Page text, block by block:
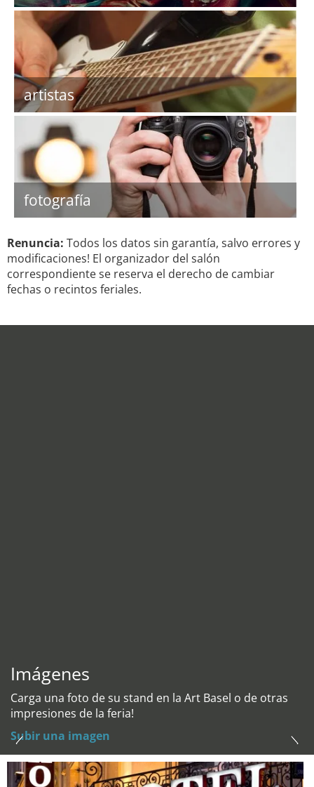
artistas
fotografía
Renuncia: Todos los datos sin garantía, salvo errores y
modificaciones! El organizador del salón
correspondiente se reserva el derecho de cambiar
fechas o recintos feriales.
Imágenes
Carga una foto de su stand en la Art Basel o de otras
impresiones de la feria!
Subir una imagen